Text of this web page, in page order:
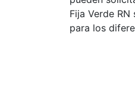
Fija Verde
para los